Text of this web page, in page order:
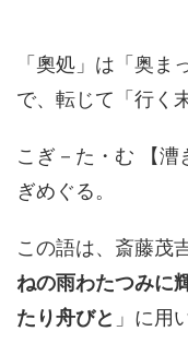
「奧処」は「奥
で、転じて「行く
こぎ－た・む 【
ぎめぐる。
この語は、斎藤茂
ねの雨わたつみに
たり舟びと 」に用